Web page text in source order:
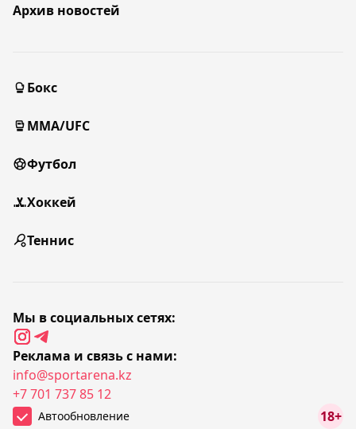
Архив новостей
Бокс
MMA/UFC
Футбол
Хоккей
Теннис
Мы в социальных сетях:
Реклама и связь с нами:
info@sportarena.kz
+7 701 737 85 12
Автообновление 18+